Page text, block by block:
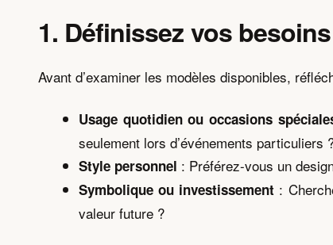
1. Définissez vos
Avant d’examiner les modèles disponibles,
Usage quotidien ou occasions
seulement lors d’événements particuliers
Style personnel : Préférez-vous un
Symbolique ou investissement :
valeur future ?